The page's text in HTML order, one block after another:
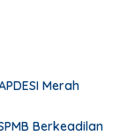
Merah
Berkeadilan